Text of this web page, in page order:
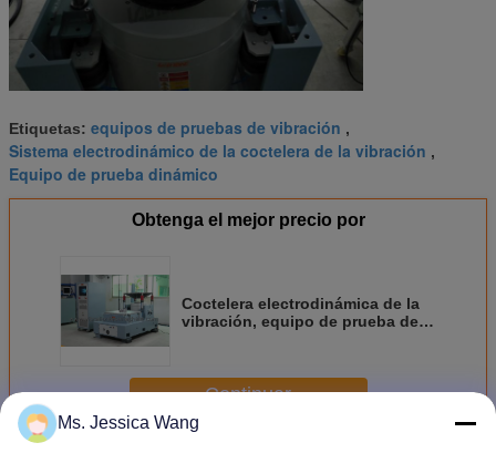
Etiquetas: equipos de pruebas de vibración ,
Sistema electrodinámico de la coctelera de la vibración ,
Equipo de prueba dinámico
Obtenga el mejor precio por
Coctelera electrodinámica de la
vibración, equipo de prueba de
Continuar
Ms. Jessica Wang